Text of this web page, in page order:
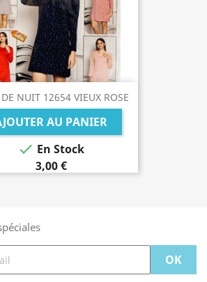
NUIT 12654 VIEUX ROSE
AU PANIER
 En Stock
3,00 €